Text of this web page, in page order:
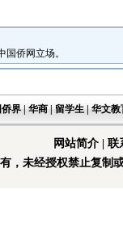
侨网立场。
界| 华商| 留学生| 华文教
网站简介| 联
，未经授权禁止复制